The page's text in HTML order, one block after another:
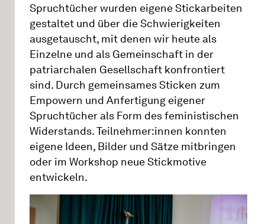
Spruchtücher wurden eigene Stickarbeiten
gestaltet und über die Schwierigkeiten
ausgetauscht, mit denen wir heute als
Einzelne und als Gemeinschaft in der
patriarchalen Gesellschaft konfrontiert
sind. Durch gemeinsames Sticken zum
Empowern und Anfertigung eigener
Spruchtücher als Form des feministischen
Widerstands. Teilnehmer:innen konnten
eigene Ideen, Bilder und Sätze mitbringen
oder im Workshop neue Stickmotive
entwickeln.